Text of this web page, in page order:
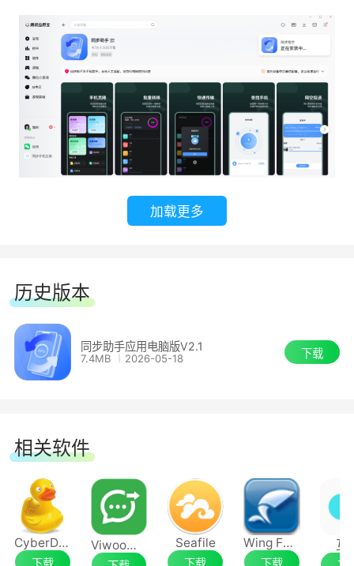
加载更多
历史版本
同步助手应用电脑版V2.1
7.4MB 2026-05-18 下载
相关软件
CyberDuck
下载
Viwoo导出助手 Seafile
下载
Wing FTP Server
下载
互